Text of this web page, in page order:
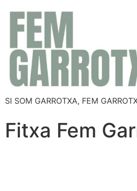
SI SOM GARROTXA, FEM
Fitxa Fem